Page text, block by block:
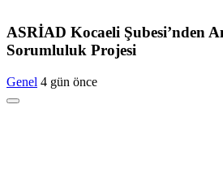
ASRİAD Kocaeli Şubesi’nden
Sorumluluk Projesi
Genel 4 gün önce